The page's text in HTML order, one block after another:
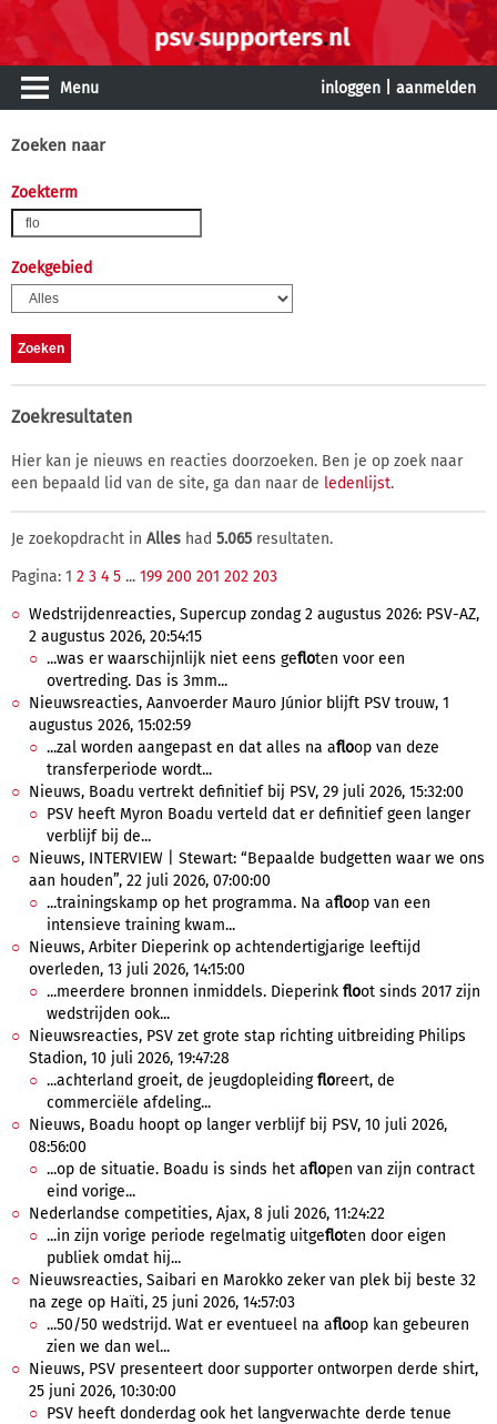
Menu inloggen aanmelden
Zoeken naar
Zoekterm
Zoekgebied
Zoekresultaten
Hier kan je nieuws en reacties doorzoeken. Ben je op zoek naar
een bepaald lid van de site, ga dan naar de ledenlijst.
Je zoekopdracht in Alles had 5.065 resultaten.
Pagina: 1 2 3 4 5 ... 199 200 201 202 203
Wedstrijdenreacties, Supercup zondag 2 augustus 2026: PSV-AZ,
2 augustus 2026, 20:54:15
...was er waarschijnlijk niet eens gefloten voor een
overtreding. Das is 3mm...
Nieuwsreacties, Aanvoerder Mauro Júnior blijft PSV trouw, 1
augustus 2026, 15:02:59
...zal worden aangepast en dat alles na afloop van deze
transferperiode wordt...
Nieuws, Boadu vertrekt definitief bij PSV, 29 juli 2026, 15:32:00
PSV heeft Myron Boadu verteld dat er definitief geen langer
verblijf bij de...
Nieuws, INTERVIEW | Stewart: “Bepaalde budgetten waar we ons
aan houden”, 22 juli 2026, 07:00:00
...trainingskamp op het programma. Na afloop van een
intensieve training kwam...
Nieuws, Arbiter Dieperink op achtendertigjarige leeftijd
overleden, 13 juli 2026, 14:15:00
...meerdere bronnen inmiddels. Dieperink floot sinds 2017 zijn
wedstrijden ook...
Nieuwsreacties, PSV zet grote stap richting uitbreiding Philips
Stadion, 10 juli 2026, 19:47:28
...achterland groeit, de jeugdopleidingfloreert, de
commerciële afdeling...
Nieuws, Boadu hoopt op langer verblijf bij PSV, 10 juli 2026,
08:56:00
...op de situatie. Boadu is sinds het aflopen van zijn contract
eind vorige...
Nederlandse competities, Ajax, 8 juli 2026, 11:24:22
...in zijn vorige periode regelmatig uitgefloten door eigen
publiek omdat hij...
Nieuwsreacties, Saibari en Marokko zeker van plek bij beste 32
na zege op Haïti, 25 juni 2026, 14:57:03
...50/50 wedstrijd. Wat er eventueel na afloop kan gebeuren
zien we dan wel...
Nieuws, PSV presenteert door supporter ontworpen derde shirt,
25 juni 2026, 10:30:00
PSV heeft donderdag ook het langverwachte derde tenue